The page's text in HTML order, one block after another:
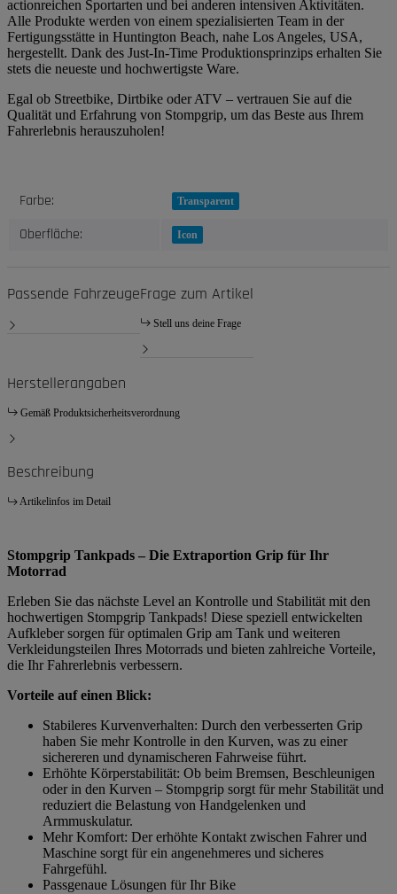
actionreichen Sportarten und bei anderen intensiven Aktivitäten.
Alle Produkte werden von einem spezialisierten Team in der
Fertigungsstätte in Huntington Beach, nahe Los Angeles, USA,
hergestellt. Dank des Just-In-Time Produktionsprinzips erhalten Sie
stets die neueste und hochwertigste Ware.
Egal ob Streetbike, Dirtbike oder ATV – vertrauen Sie auf die
Qualität und Erfahrung von Stompgrip, um das Beste aus Ihrem
Fahrerlebnis herauszuholen!
Produkteigenschaft
Wert
Farbe: Transparent
Oberfläche: Icon
Passende FahrzeugeFrage zum Artikel
Stell uns deine Frage
Herstellerangaben
Gemäß Produktsicherheitsverordnung
Beschreibung
Artikelinfos im Detail
Stompgrip Tankpads – Die Extraportion Grip für Ihr
Motorrad
Erleben Sie das nächste Level an Kontrolle und Stabilität mit den
hochwertigen Stompgrip Tankpads! Diese speziell entwickelten
Aufkleber sorgen für optimalen Grip am Tank und weiteren
Verkleidungsteilen Ihres Motorrads und bieten zahlreiche Vorteile,
die Ihr Fahrerlebnis verbessern.
Vorteile auf einen Blick:
Stabileres Kurvenverhalten: Durch den verbesserten Grip
haben Sie mehr Kontrolle in den Kurven, was zu einer
sichereren und dynamischeren Fahrweise führt.
Erhöhte Körperstabilität: Ob beim Bremsen, Beschleunigen
oder in den Kurven – Stompgrip sorgt für mehr Stabilität und
reduziert die Belastung von Handgelenken und
Armmuskulatur.
Mehr Komfort: Der erhöhte Kontakt zwischen Fahrer und
Maschine sorgt für ein angenehmeres und sicheres
Fahrgefühl.
Passgenaue Lösungen für Ihr Bike